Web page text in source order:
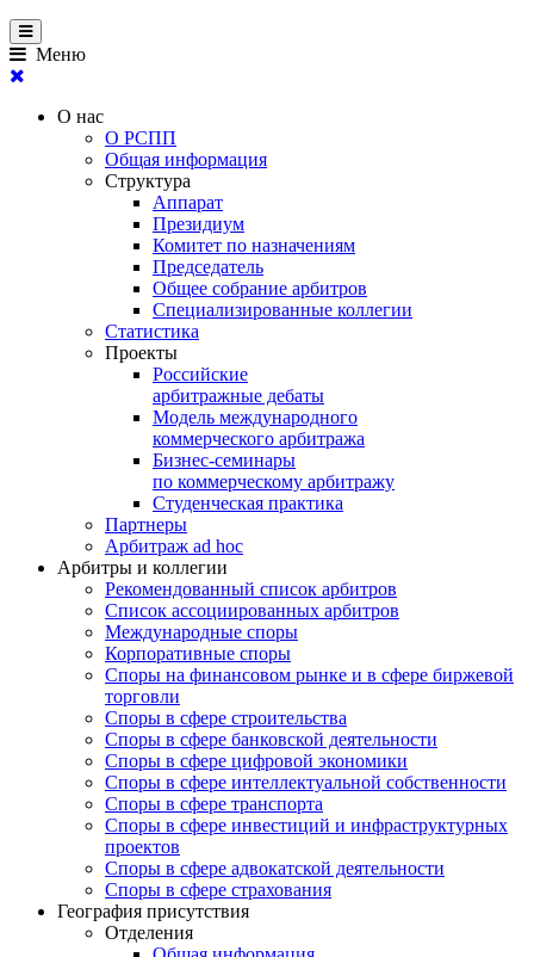
Меню
О нас
О РСПП
Общая информация
Структура
Аппарат
Президиум
Комитет по назначениям
Председатель
Общее собрание арбитров
Специализированные коллегии
Статистика
Проекты
Российские
арбитражные дебаты
Модель международного
коммерческого арбитража
Бизнес-семинары
по коммерческому арбитражу
Студенческая практика
Партнеры
Арбитраж ad hoc
Арбитры и коллегии
Рекомендованный список арбитров
Список ассоциированных арбитров
Международные споры
Корпоративные споры
Споры на финансовом рынке и в сфере биржевой
торговли
Споры в сфере строительства
Споры в сфере банковской деятельности
Споры в сфере цифровой экономики
Споры в сфере интеллектуальной собственности
Споры в сфере транспорта
Cпоры в сфере инвестиций и инфраструктурных
проектов
Споры в сфере адвокатской деятельности
Споры в сфере страхования
География присутствия
Отделения